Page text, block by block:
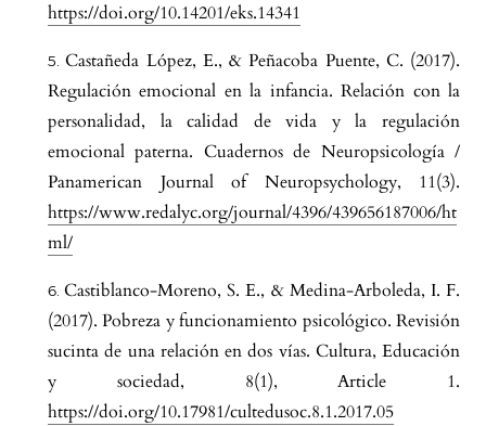
https://doi.org/10.14201/eks.14341
Castañeda López, E., & Peñacoba Puente, C. (2017).
Regulación emocional en la infancia. Relación con la
personalidad, la calidad de vida y la regulación
emocional paterna. Cuadernos de Neuropsicología /
Panamerican Journal of Neuropsychology, 11(3).
https://www.redalyc.org/journal/4396/439656187006/ht
ml/
Castiblanco-Moreno, S. E., & Medina-Arboleda, I. F.
(2017). Pobreza y funcionamiento psicológico. Revisión
sucinta de una relación en dos vías. Cultura, Educación
y sociedad, 8(1), Article 1.
https://doi.org/10.17981/cultedusoc.8.1.2017.05